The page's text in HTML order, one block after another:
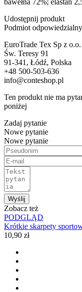
Udostępnij produkt
Podmiot odpowiedzialny
EuroTrade Tex Sp z o.o.
Św. Teresy 91
91-341, Łódź, Polska
+48 500-503-636
info@conteshop.pl
Ten produkt nie ma
poniżej
Zadaj pytanie
Nowe pytanie
Nowe pytanie
Wyślij
Zobacz też
PODGLĄD
Krótkie skarpety
10,90 zł